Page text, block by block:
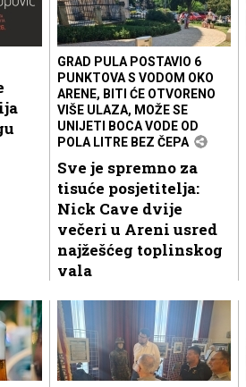
GRAD PULA POSTAVIO 6
PUNKTOVA S VODOM OKO
ARENE, BITI ĆE OTVORENO
VIŠE ULAZA, MOŽE SE
UNIJETI BOCA VODE OD
POLA LITRE BEZ ČEPA
Sve je spremno za
tisuće posjetitelja:
Nick Cave dvije
večeri u Areni usred
najžešćeg toplinskog
vala